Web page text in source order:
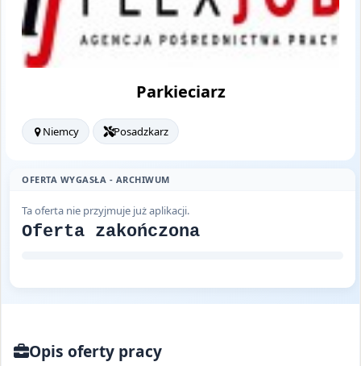
Parkieciarz
Niemcy Posadzkarz
OFERTA WYGASŁA - ARCHIWUM
Ta oferta nie przyjmuje już aplikacji.
Oferta zakończona
Opis oferty pracy